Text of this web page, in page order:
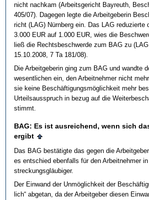
nicht nach­kam (Ar­beits­ge­richt Bay­reuth,
405/07). Da­ge­gen leg­te die Ar­beit­ge­be­rin
richt (LAG) Nürn­berg ein. Das LAG re­du­zier­te
3.000 EUR auf 1.000 EUR, wies die
ließ die Rechts­be­schwer­de zum BAG zu
15.10.2008, 7 Ta 181/08).
Die Ar­beit­ge­be­rin ging zum BAG und wand­te
we­sent­li­chen ein, den Ar­beit­neh­mer nicht
sie kei­ne Beschäfti­gungsmöglich­keit mehr
Ur­teils­aus­spruch in be­zug auf die
stimmt.
BAG: Es ist aus­rei­chend, wenn sich
er­gibt
Das BAG bestätig­te das ge­gen die
es ent­schied eben­falls für den Ar­beit­neh­mer
stre­ckungsgläubi­ger.
Der Ein­wand der Unmöglich­keit der
lich“ ab­ge­tan, da der Ar­beit­ge­ber die­sen